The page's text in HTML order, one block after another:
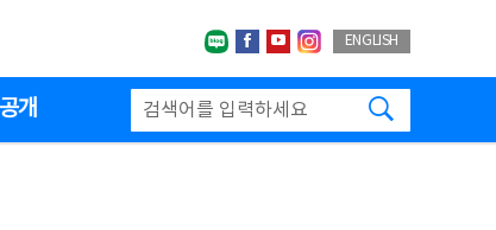
네이버블로그
페이스북
유투브인스타그랩
ENGLISH
개